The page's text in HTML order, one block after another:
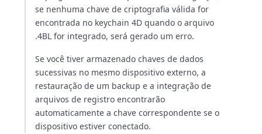
se nenhuma chave de criptografia válida for
encontrada no keychain 4D quando o arquivo
.4BL for integrado, será gerado um erro.
Se você tiver armazenado chaves de dados
sucessivas no mesmo dispositivo externo, a
restauração de um backup e a integração de
arquivos de registro encontrarão
automaticamente a chave correspondente se o
dispositivo estiver conectado.